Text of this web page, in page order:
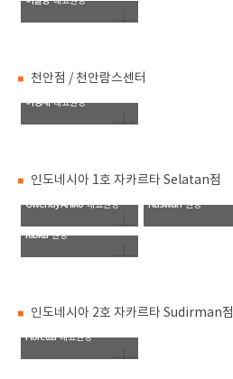
천안점 / 천안람스센터
이영재 대표원장
인도네시아 1호 자카르타 Selatan점
Gwendy Aniko 대표원장 Kuswan 원장
Ribka 원장
인도네시아 2호 자카르타 Sudirman점
Floretta 대표원장